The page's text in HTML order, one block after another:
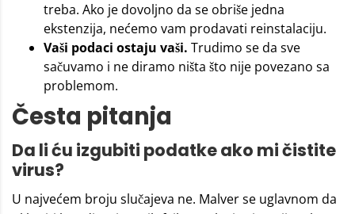
treba. Ako je dovoljno da se obriše jedna
ekstenzija, nećemo vam prodavati reinstalaciju.
Vaši podaci ostaju vaši. Trudimo se da sve
sačuvamo i ne diramo ništa što nije povezano sa
problemom.
Česta pitanja
Da li ću izgubiti podatke ako mi čistite
virus?
U najvećem broju slučajeva ne. Malver se uglavnom da